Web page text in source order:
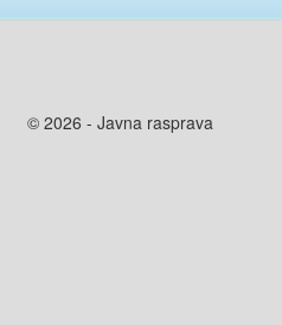
© 2026 - Javna rasprava